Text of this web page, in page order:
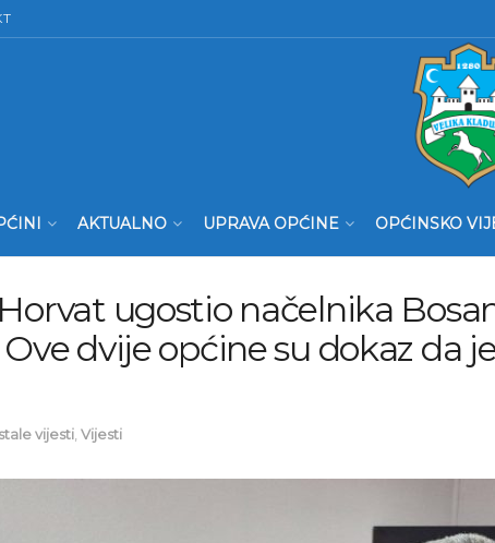
AKTUALNO UPRAVA OPĆINE OPĆINSKO
ugostio načelnika
dvije općine su dokaz da
vijesti Vijesti